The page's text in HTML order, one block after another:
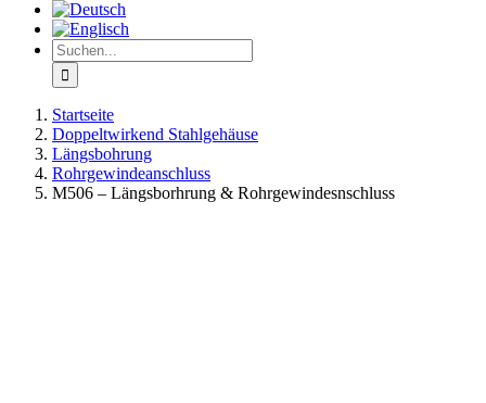
Suche
nach:
Startseite
Doppeltwirkend Stahlgehäuse
Längsbohrung
Rohrgewindeanschluss
M506 – Längsborhrung & Rohrgewindesnschluss